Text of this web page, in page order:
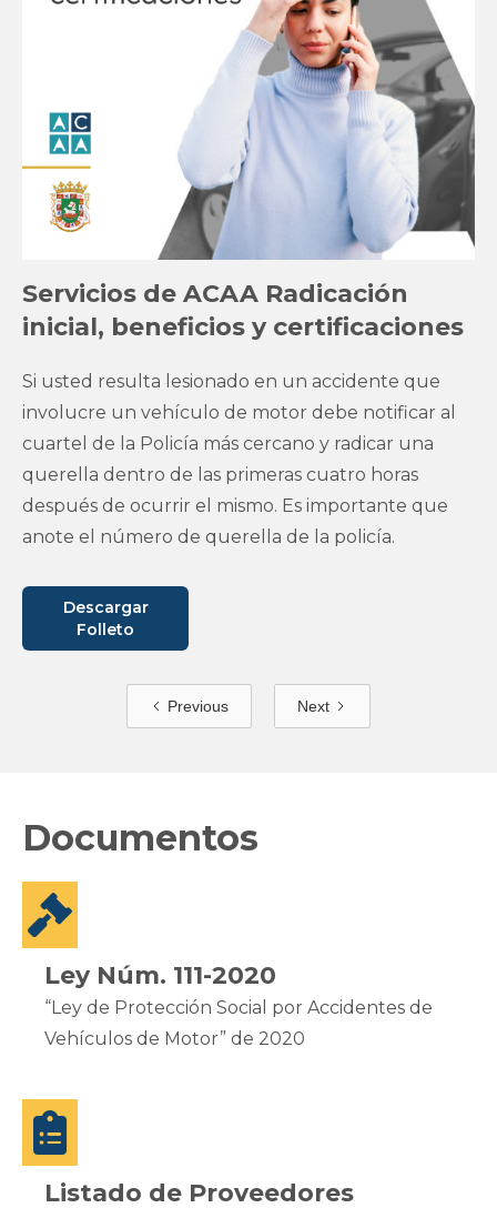
Servicios de ACAA Radicación
inicial, beneficios y certificaciones
Si usted resulta lesionado en un accidente que
involucre un vehículo de motor debe notificar al
cuartel de la Policía más cercano y radicar una
querella dentro de las primeras cuatro horas
después de ocurrir el mismo. Es importante que
anote el número de querella de la policía.
Descargar
Folleto
Previous Next
Documentos

Ley Núm. 111-2020
“Ley de Protección Social por Accidentes de
Vehículos de Motor” de 2020

Listado de Proveedores